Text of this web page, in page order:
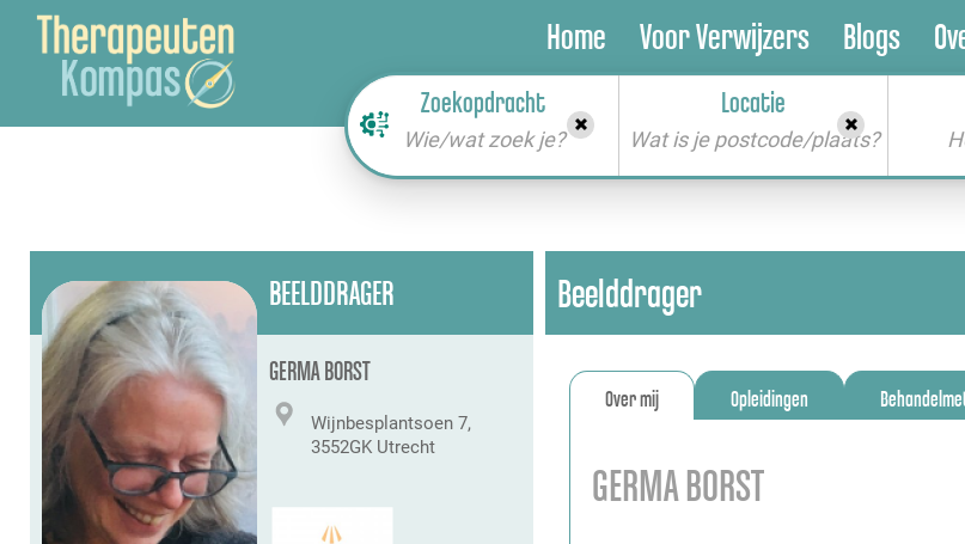
Home Voor Verwijzers Blogs
Zoekopdracht
Wie/wat zoek je?
Locatie
Wat is je postcode/plaats?
BEELDDRAGER
GERMA BORST
Wijnbesplantsoen 7,
3552GK Utrecht
Beelddrager
Over mij Opleidingen
GERMA BORST